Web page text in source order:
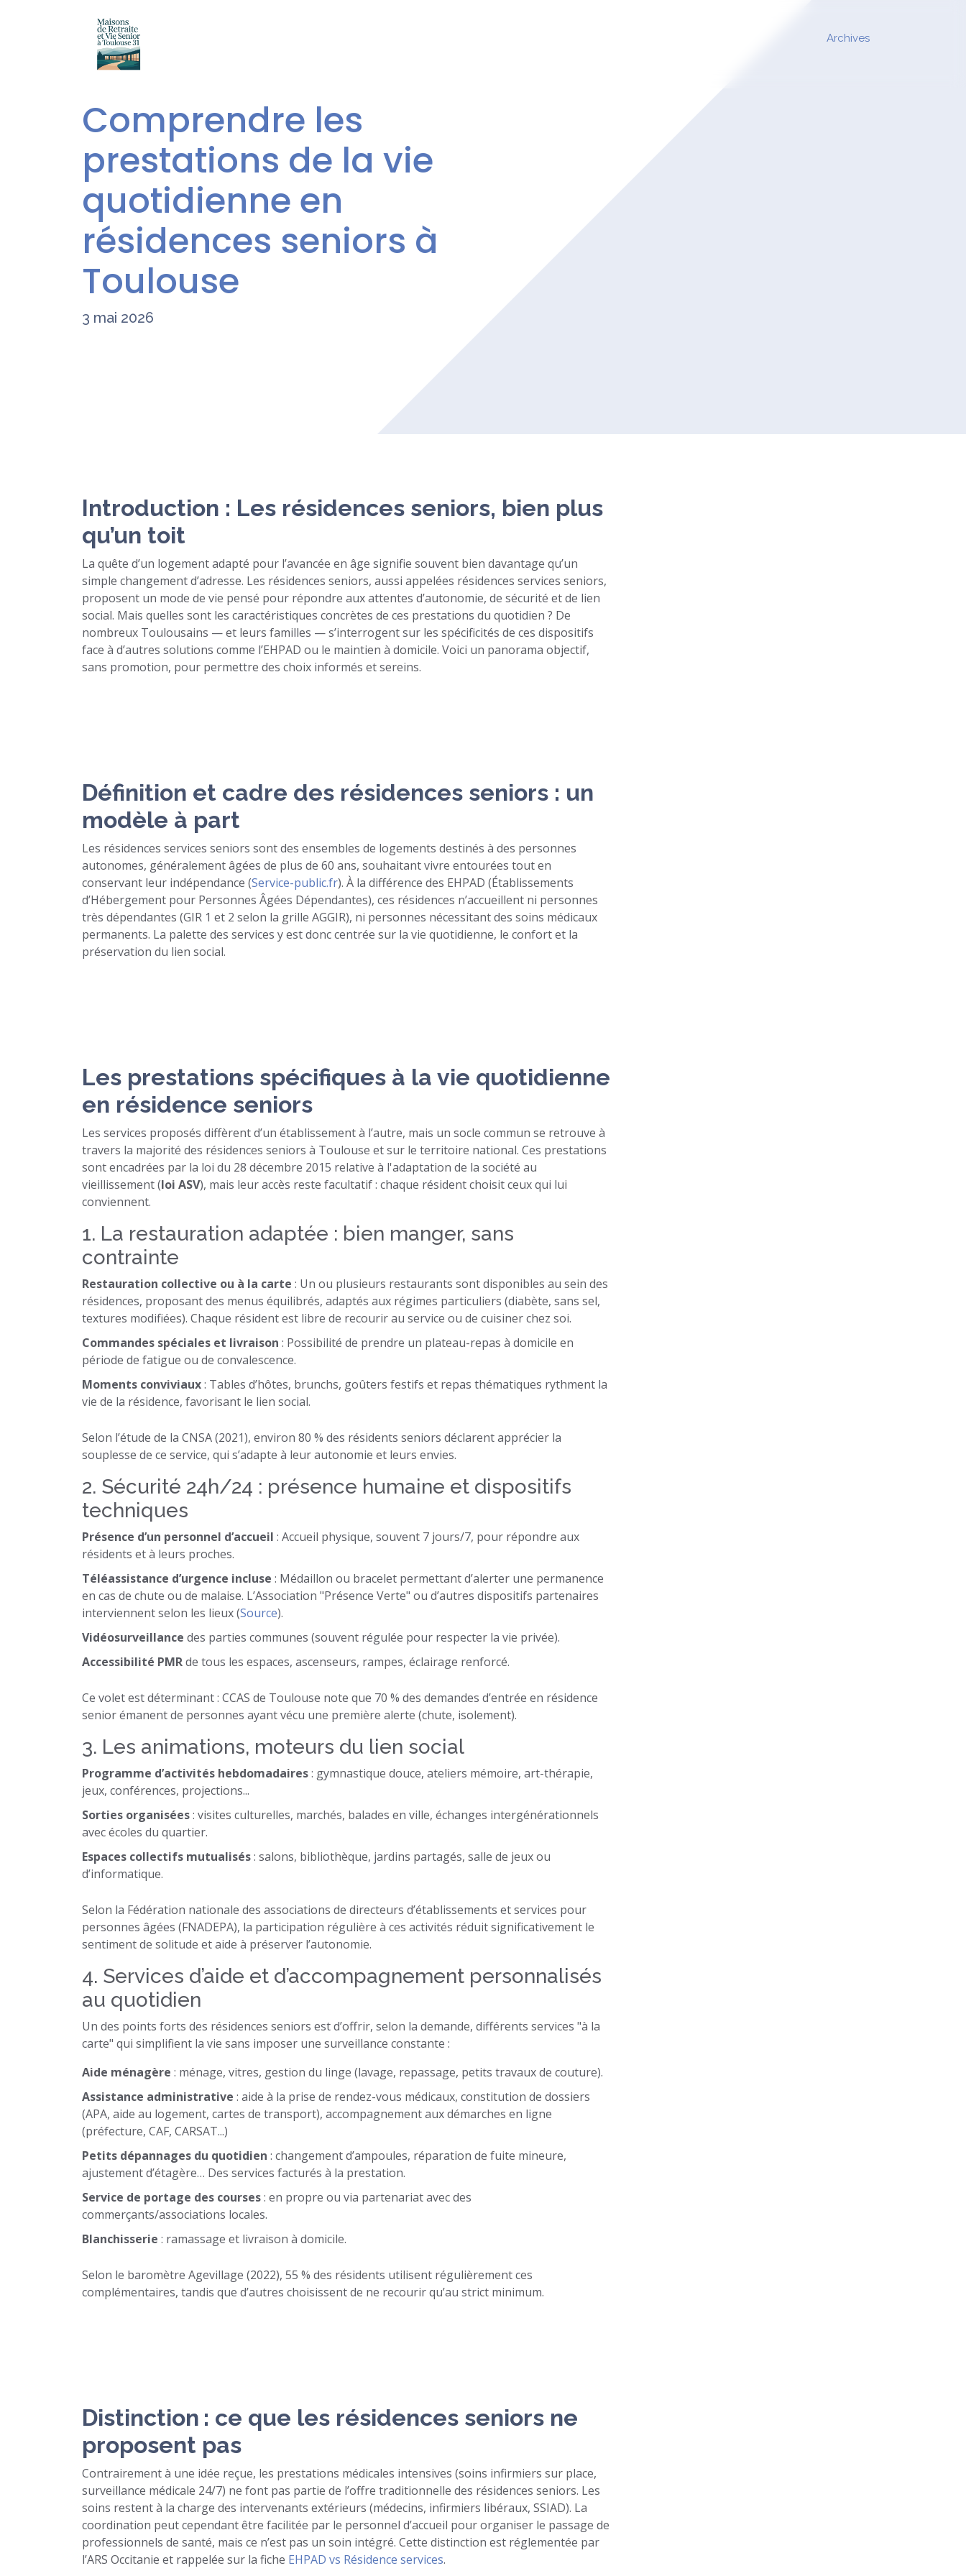
Archives
Comprendre les
prestations de la vie
quotidienne en
résidences seniors à
Toulouse
3 mai 2026
Introduction : Les résidences seniors, bien plus
qu’un toit
La quête d’un logement adapté pour l’avancée en âge signifie souvent bien davantage qu’un
simple changement d’adresse. Les résidences seniors, aussi appelées résidences services seniors,
proposent un mode de vie pensé pour répondre aux attentes d’autonomie, de sécurité et de lien
social. Mais quelles sont les caractéristiques concrètes de ces prestations du quotidien ? De
nombreux Toulousains — et leurs familles — s’interrogent sur les spécificités de ces dispositifs
face à d’autres solutions comme l’EHPAD ou le maintien à domicile. Voici un panorama objectif,
sans promotion, pour permettre des choix informés et sereins.
Définition et cadre des résidences seniors : un
modèle à part
Les résidences services seniors sont des ensembles de logements destinés à des personnes
autonomes, généralement âgées de plus de 60 ans, souhaitant vivre entourées tout en
conservant leur indépendance (Service-public.fr). À la différence des EHPAD (Établissements
d’Hébergement pour Personnes Âgées Dépendantes), ces résidences n’accueillent ni personnes
très dépendantes (GIR 1 et 2 selon la grille AGGIR), ni personnes nécessitant des soins médicaux
permanents. La palette des services y est donc centrée sur la vie quotidienne, le confort et la
préservation du lien social.
Les prestations spécifiques à la vie quotidienne
en résidence seniors
Les services proposés diffèrent d’un établissement à l’autre, mais un socle commun se retrouve à
travers la majorité des résidences seniors à Toulouse et sur le territoire national. Ces prestations
sont encadrées par la loi du 28 décembre 2015 relative à l'adaptation de la société au
vieillissement (loi ASV), mais leur accès reste facultatif : chaque résident choisit ceux qui lui
conviennent.
1. La restauration adaptée : bien manger, sans
contrainte
Restauration collective ou à la carte : Un ou plusieurs restaurants sont disponibles au sein des
résidences, proposant des menus équilibrés, adaptés aux régimes particuliers (diabète, sans sel,
textures modifiées). Chaque résident est libre de recourir au service ou de cuisiner chez soi.
Commandes spéciales et livraison : Possibilité de prendre un plateau-repas à domicile en
période de fatigue ou de convalescence.
Moments conviviaux: Tables d’hôtes, brunchs, goûters festifs et repas thématiques rythment la
vie de la résidence, favorisant le lien social.
Selon l’étude de la CNSA (2021), environ 80 % des résidents seniors déclarent apprécier la
souplesse de ce service, qui s’adapte à leur autonomie et leurs envies.
2. Sécurité 24h/24 : présence humaine et dispositifs
techniques
Présence d’un personnel d’accueil : Accueil physique, souvent 7 jours/7, pour répondre aux
résidents et à leurs proches.
Téléassistance d’urgence incluse : Médaillon ou bracelet permettant d’alerter une permanence
en cas de chute ou de malaise. L’Association "Présence Verte" ou d’autres dispositifs partenaires
interviennent selon les lieux (Source).
Vidéosurveillance des parties communes (souvent régulée pour respecter la vie privée).
Accessibilité PMRde tous les espaces, ascenseurs, rampes, éclairage renforcé.
Ce volet est déterminant : CCAS de Toulouse note que 70 % des demandes d’entrée en résidence
senior émanent de personnes ayant vécu une première alerte (chute, isolement).
3. Les animations, moteurs du lien social
Programme d’activités hebdomadaires: gymnastique douce, ateliers mémoire, art-thérapie,
jeux, conférences, projections...
Sorties organisées: visites culturelles, marchés, balades en ville, échanges intergénérationnels
avec écoles du quartier.
Espaces collectifs mutualisés: salons, bibliothèque, jardins partagés, salle de jeux ou
d’informatique.
Selon la Fédération nationale des associations de directeurs d’établissements et services pour
personnes âgées (FNADEPA), la participation régulière à ces activités réduit significativement le
sentiment de solitude et aide à préserver l’autonomie.
4. Services d’aide et d’accompagnement personnalisés
au quotidien
Un des points forts des résidences seniors est d’offrir, selon la demande, différents services "à la
carte" qui simplifient la vie sans imposer une surveillance constante :
Aide ménagère : ménage, vitres, gestion du linge (lavage, repassage, petits travaux de couture).
Assistance administrative : aide à la prise de rendez-vous médicaux, constitution de dossiers
(APA, aide au logement, cartes de transport), accompagnement aux démarches en ligne
(préfecture, CAF, CARSAT...)
Petits dépannages du quotidien : changement d’ampoules, réparation de fuite mineure,
ajustement d’étagère… Des services facturés à la prestation.
Service de portage des courses: en propre ou via partenariat avec des
commerçants/associations locales.
Blanchisserie : ramassage et livraison à domicile.
Selon le baromètre Agevillage (2022), 55 % des résidents utilisent régulièrement ces
complémentaires, tandis que d’autres choisissent de ne recourir qu’au strict minimum.
Distinction : ce que les résidences seniors ne
proposent pas
Contrairement à une idée reçue, les prestations médicales intensives (soins infirmiers sur place,
surveillance médicale 24/7) ne font pas partie de l’offre traditionnelle des résidences seniors. Les
soins restent à la charge des intervenants extérieurs (médecins, infirmiers libéraux, SSIAD). La
coordination peut cependant être facilitée par le personnel d’accueil pour organiser le passage de
professionnels de santé, mais ce n’est pas un soin intégré. Cette distinction est réglementée par
l’ARS Occitanie et rappelée sur la fiche EHPAD vs Résidence services.